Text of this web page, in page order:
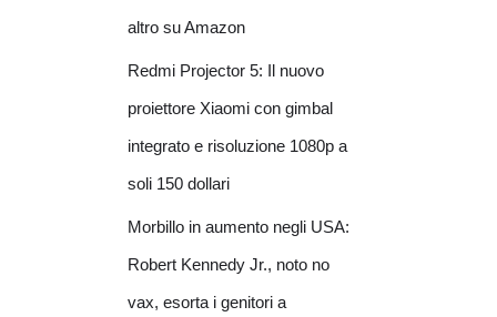
altro su Amazon
Redmi Projector 5: Il nuovo
proiettore Xiaomi con gimbal
integrato e risoluzione 1080p a
soli 150 dollari
Morbillo in aumento negli USA:
Robert Kennedy Jr., noto no
vax, esorta i genitori a